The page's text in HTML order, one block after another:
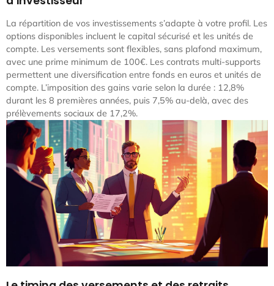
La répartition de vos investissements s’adapte à votre profil. Les
options disponibles incluent le capital sécurisé et les unités de
compte. Les versements sont flexibles, sans plafond maximum,
avec une prime minimum de 100€. Les contrats multi-supports
permettent une diversification entre fonds en euros et unités de
compte. L’imposition des gains varie selon la durée : 12,8%
durant les 8 premières années, puis 7,5% au-delà, avec des
prélèvements sociaux de 17,2%.